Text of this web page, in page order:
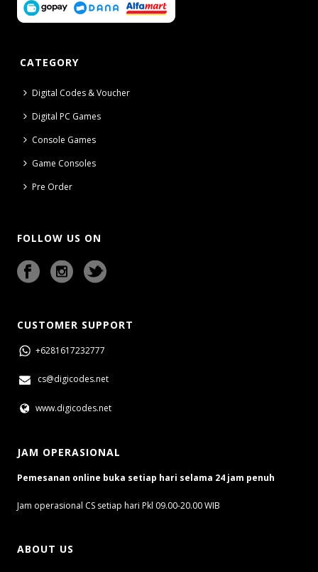
CATEGORY
Digital Codes & Voucher
Digital PC Games
Console Games
Game Consoles
Pre Order
FOLLOW US ON
CUSTOMER SUPPORT
+6281617232777
cs@digicodes.net
www.digicodes.net
JAM OPERASIONAL
Pemesanan online buka setiap hari selama 24 jam penuh
Jam operasional CS setiap hari Pkl 09.00-20.00 WIB
ABOUT US